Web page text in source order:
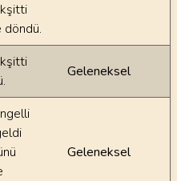
Geleneksel
Geleneksel